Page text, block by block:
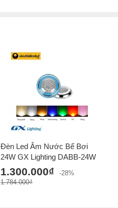
Đèn Led Âm Nước Bể Bơi
24W GX Lighting DABB-24W
1.300.000₫
-28%
1.784.000₫